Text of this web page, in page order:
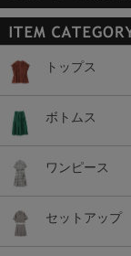
トップス
ボトムス
ワンピース
セットアップ